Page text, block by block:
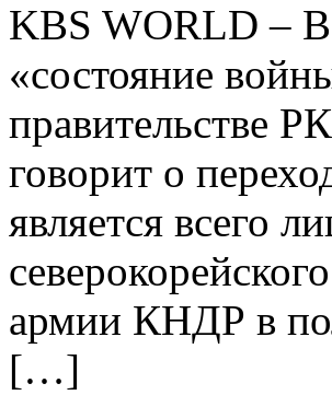
KBS WORLD – В
«состояние
правительстве
говорит о
является всего
армии КНДР в
[…]